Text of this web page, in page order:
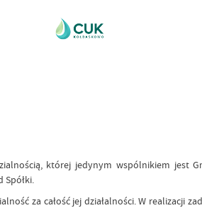
której jedynym wspólnikiem jest
Spółki.
za całość jej działalności. W realizacji